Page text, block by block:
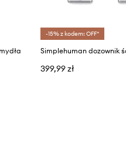
-15% z kodem: OFF*
399,99 zł